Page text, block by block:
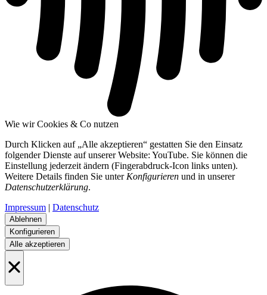
Wie wir Cookies & Co nutzen
Durch Klicken auf „Alle akzeptieren“ gestatten Sie den Einsatz
folgender Dienste auf unserer Website: YouTube. Sie können die
Einstellung jederzeit ändern (Fingerabdruck-Icon links unten).
Weitere Details finden Sie unter Konfigurieren und in unserer
Datenschutzerklärung.
Impressum | Datenschutz
Ablehnen
Konfigurieren
Alle akzeptieren